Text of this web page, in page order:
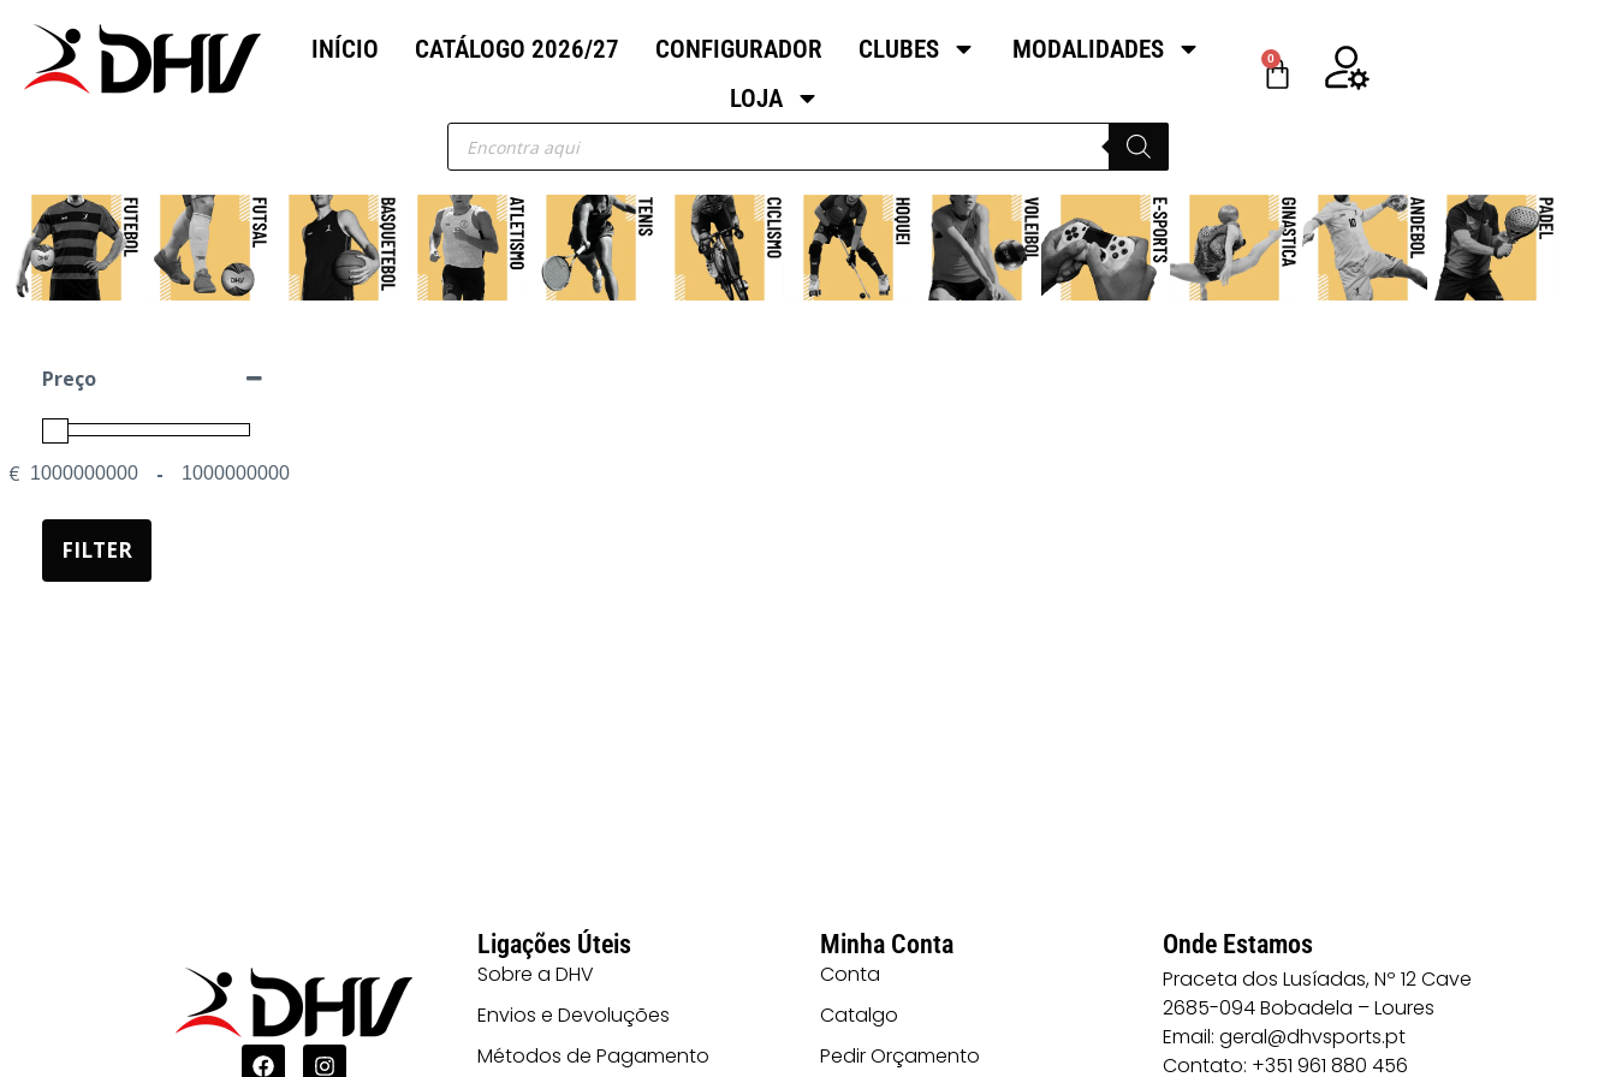
INÍCIO CATÁLOGO 2026/27 CONFIGURADOR CLUBES
MODALIDADES
LOJA
0
Preço
€ -
FILTER
Ligações Úteis
Sobre a DHV
Envios e Devoluções
Métodos de Pagamento
Minha Conta
Conta
Catalgo
Pedir Orçamento
Onde Estamos
Praceta dos Lusíadas, Nº 12 Cave
2685-094 Bobadela – Loures
Email: geral@dhvsports.pt
Contato: +351 961 880 456